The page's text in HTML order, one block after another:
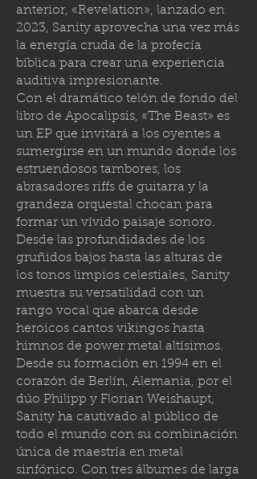
anterior, «Revelation», lanzado en
2023, Sanity aprovecha una vez más
la energía cruda de la profecía
bíblica para crear una experiencia
auditiva impresionante.
Con el dramático telón de fondo del
libro de Apocalipsis, «The Beast» es
un EP que invitará a los oyentes a
sumergirse en un mundo donde los
estruendosos tambores, los
abrasadores riffs de guitarra y la
grandeza orquestal chocan para
formar un vívido paisaje sonoro.
Desde las profundidades de los
gruñidos bajos hasta las alturas de
los tonos limpios celestiales, Sanity
muestra su versatilidad con un
rango vocal que abarca desde
heroicos cantos vikingos hasta
himnos de power metal altísimos.
Desde su formación en 1994 en el
corazón de Berlín, Alemania, por el
dúo Philipp y Florian Weishaupt,
Sanity ha cautivado al público de
todo el mundo con su combinación
única de maestría en metal
sinfónico. Con tres álbumes de larga